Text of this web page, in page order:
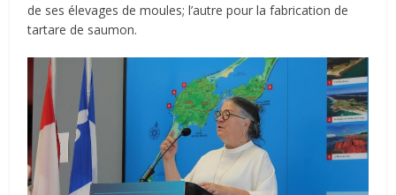
de ses élevages de moules; l’autre pour la fabrication de
tartare de saumon.